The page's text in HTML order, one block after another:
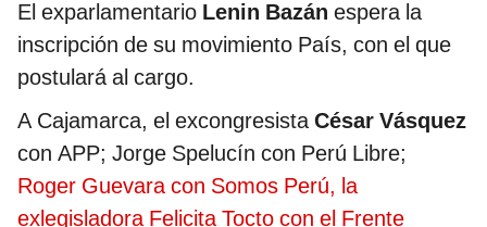
El exparlamentario Lenin Bazán espera la
inscripción de su movimiento País, con el que
postulará al cargo.
A Cajamarca, el excongresistaCésar Vásquez
con APP; Jorge Spelucín con Perú Libre;
Roger Guevara con Somos Perú, la
exlegisladora Felicita Tocto con el Frente